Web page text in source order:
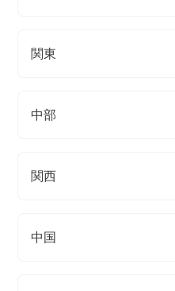
関東
中部
関西
中国